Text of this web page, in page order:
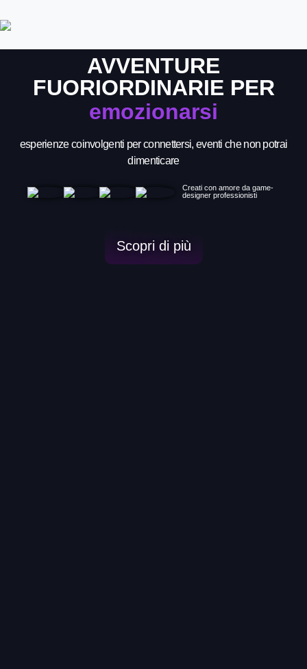
AVVENTURE
FUORIORDINARIE PER
emozionarsi
esperienze coinvolgenti per connettersi, eventi che non potrai
dimenticare
Creati con amore da game-
designer professionisti
Scopri di più